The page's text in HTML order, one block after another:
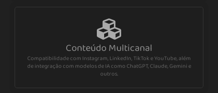
Conteúdo Multicanal
Compatibilidade com Instagram, LinkedIn, TikTok e YouTube, além
de integração com modelos de IA como ChatGPT, Claude, Gemini e
outros.